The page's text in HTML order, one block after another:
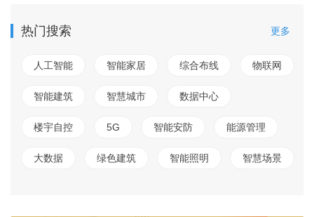
热门搜索 更多
人工智能 智能家居 综合布线 物联网
智能建筑 智慧城市 数据中心
楼宇自控 5G 智能安防 能源管理
大数据 绿色建筑 智能照明 智慧场景